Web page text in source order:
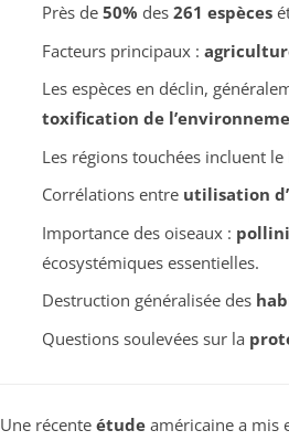
Près de 50% des 261 espèces
Facteurs principaux :
Les espèces en déclin,
toxification de
Les régions touchées incluent le
Corrélations entre utilisation
Importance des oiseaux :
écosystémiques essentielles.
Destruction généralisée des
Questions soulevées sur la
Une récente étude américaine a mis